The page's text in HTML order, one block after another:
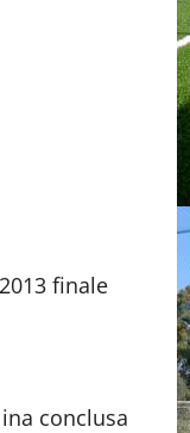
finale
conclusa